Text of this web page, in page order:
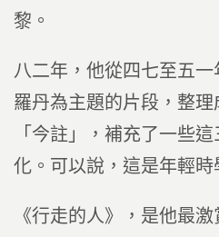
黎。
八二年，他從四七至五
羅丹為主題的片段，整
「今註」，補充了一些
化。可以說，這是年輕時
《行走的人》，是他最